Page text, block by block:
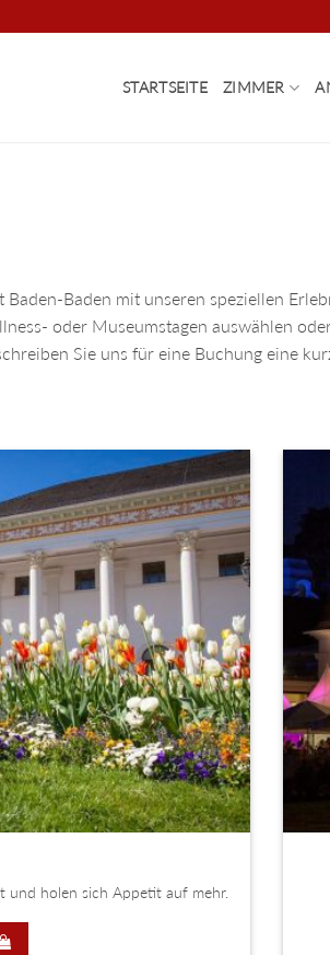
STARTSEITE ZIMMER
Baden mit unseren speziellen
oder Museumstagen auswählen
Sie uns für eine Buchung eine
und holen sich Appetit auf mehr.